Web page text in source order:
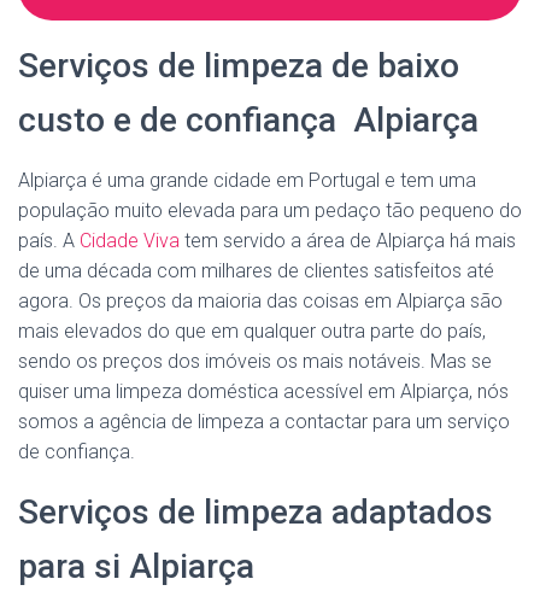
Serviços de limpeza de baixo
custo e de confiança Alpiarça
Alpiarça é uma grande cidade em Portugal e tem uma
população muito elevada para um pedaço tão pequeno do
país. A Cidade Viva tem servido a área de Alpiarça há mais
de uma década com milhares de clientes satisfeitos até
agora. Os preços da maioria das coisas em Alpiarça são
mais elevados do que em qualquer outra parte do país,
sendo os preços dos imóveis os mais notáveis. Mas se
quiser uma limpeza doméstica acessível em Alpiarça, nós
somos a agência de limpeza a contactar para um serviço
de confiança.
Serviços de limpeza adaptados
para si Alpiarça